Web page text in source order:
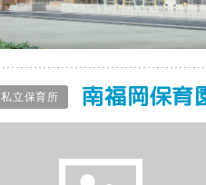
私立保育所 南福岡保育